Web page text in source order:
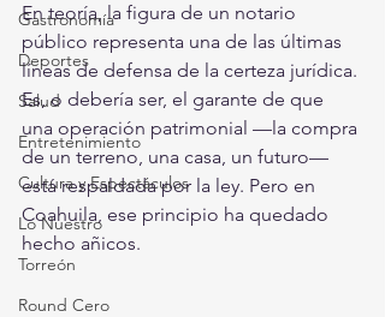
Gastronomía
Deportes
Salud
Entretenimiento
Cultura y Espectáculos
Lo Nuestro
Torreón
Round Cero
En teoría, la figura de un notario
público representa una de las últimas
líneas de defensa de la certeza jurídica.
Es, o debería ser, el garante de que
una operación patrimonial —la compra
de un terreno, una casa, un futuro—
está respaldada por la ley. Pero en
Coahuila, ese principio ha quedado
hecho añicos.